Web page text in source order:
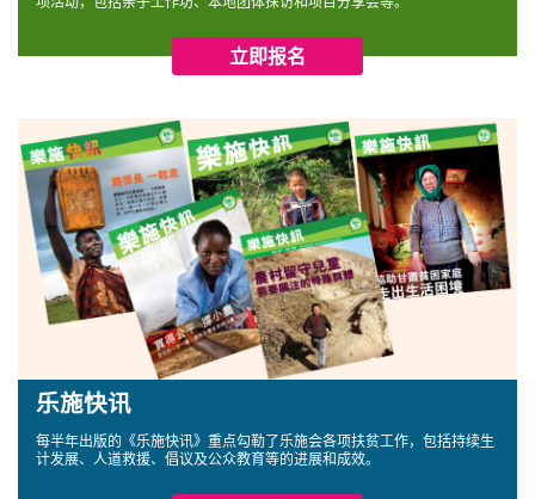
立即报名
乐施快讯
每半年出版的《乐施快讯》重点勾勒了乐施会各项扶贫工作，包括持续生
计发展、人道救援、倡议及公众教育等的进展和成效。